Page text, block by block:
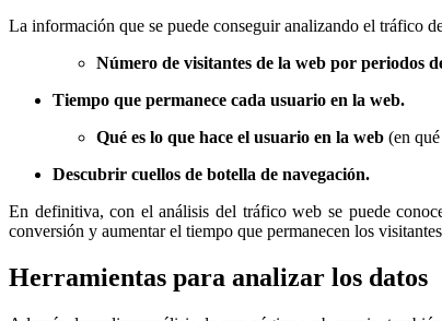
La información que se puede conseguir analizando el tráfico
Número de visitantes de la web por periodos
Tiempo que permanece cada usuario en la web.
Qué es lo que hace el usuario en la web (en
Descubrir cuellos de botella de navegación.
En definitiva, con el análisis del tráfico web se puede
conversión y aumentar el tiempo que permanecen los
Herramientas para analizar los datos